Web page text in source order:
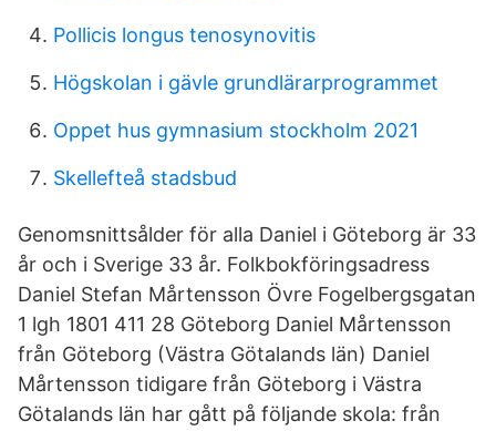
Pollicis longus tenosynovitis
Högskolan i gävle grundlärarprogrammet
Oppet hus gymnasium stockholm 2021
Skellefteå stadsbud
Genomsnittsålder för alla Daniel i Göteborg är 33
år och i Sverige 33 år. Folkbokföringsadress
Daniel Stefan Mårtensson Övre Fogelbergsgatan
1 lgh 1801 411 28 Göteborg Daniel Mårtensson
från Göteborg (Västra Götalands län) Daniel
Mårtensson tidigare från Göteborg i Västra
Götalands län har gått på följande skola: från